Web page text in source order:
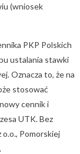
(wniosek
PKP Polskich
ustalania stawki
Oznacza to, że na
stosować
cennik i
UTK. Bez
o.o., Pomorskiej